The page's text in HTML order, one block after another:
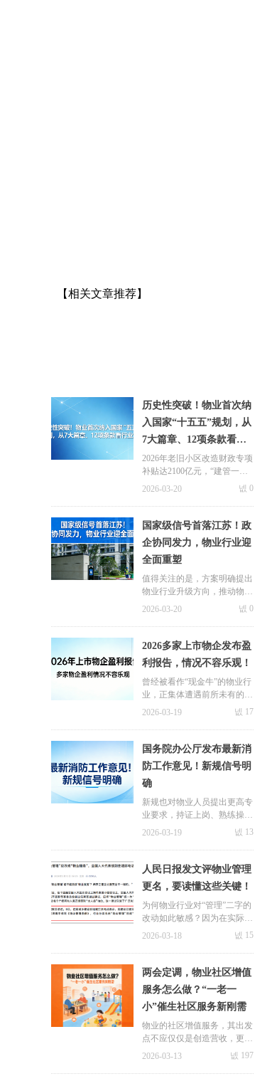
【相关文章推荐】
历史性突破！物业首次纳
入国家“十五五”规划，从
7大篇章、12项条款看行
业变革
2026年老旧小区改造财政专项
补贴达2100亿元，“建管一体
化”模式将成为主流，物业作
显。
넶 0
2026-03-20
国家级信号首落江苏！政
企协同发力，物业行业迎
全面重塑
值得关注的是，方案明确提出
物业行业升级方向，推动物业
服务从单一小区管理向“小区
型。
넶 0
2026-03-20
2026多家上市物企发布盈
利报告，情况不容乐观！
曾经被看作“现金牛”的物业行
业，正集体遭遇前所未有的盈
利寒冬。
넶 17
2026-03-19
国务院办公厅发布最新消
防工作意见！新规信号明
确
新规也对物业人员提出更高专
业要求，持证上岗、熟练操作
设备，不仅是合规底线，更会
力。
넶 13
2026-03-19
人民日报发文评物业管理
更名，要读懂这些关键！
为何物业行业对“管理”二字的
改动如此敏感？因为在实际运
作中，这两个字是物业在难以
不得不做出的无奈之举。
图片alt标签：物业管理更名
넶 15
2026-03-18
两会定调，物业社区增值
服务怎么做？“一老一
小”催生社区服务新刚需
物业的社区增值服务，其出发
点不应仅仅是创造营收，更应
着眼于精准解决社区居民日常
过提供更优质、更丰富、更便
넶 197
2026-03-13
极致动态
合作案例
九游会国际的简介
关于极致 新闻中心